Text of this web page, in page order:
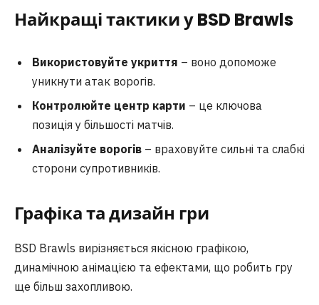
Найкращі тактики у BSD Brawls
Використовуйте укриття – воно допоможе
уникнути атак ворогів.
Контролюйте центр карти – це ключова
позиція у більшості матчів.
Аналізуйте ворогів – враховуйте сильні та слабкі
сторони супротивників.
Графіка та дизайн гри
BSD Brawls вирізняється якісною графікою,
динамічною анімацією та ефектами, що робить гру
ще більш захопливою.